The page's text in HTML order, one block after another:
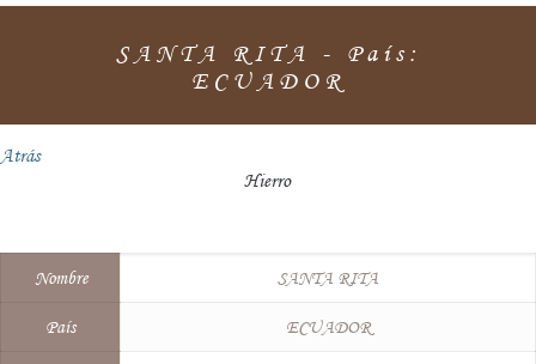
SANTA RITA - País:
ECUADOR
Atrás
Hierro
Nombre SANTA RITA
País ECUADOR